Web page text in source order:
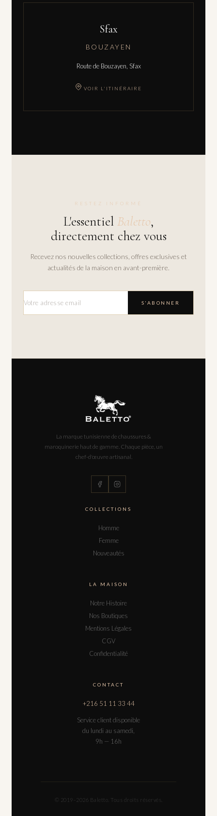
Sfax
BOUZAYEN
Route de Bouzayen, Sfax
VOIR L'ITINÉRAIRE
RESTEZ INFORMÉ
L'essentiel Baletto,
directement chez vous
Recevez nos nouvelles collections, offres exclusives et
actualités de la maison en avant-première.
S'ABONNER
La marque tunisienne de chaussures &
maroquinerie haut de gamme. Chaque pièce, un
chef-d'œuvre artisanal.
COLLECTIONS
Homme
Femme
Nouveautés
LA MAISON
Notre Histoire
Nos Boutiques
Mentions Légales
CGV
Confidentialité
CONTACT
+216 51 11 33 44
Service client disponible
du lundi au samedi,
9h — 16h
© 2019–2026 Baletto. Tous droits réservés.